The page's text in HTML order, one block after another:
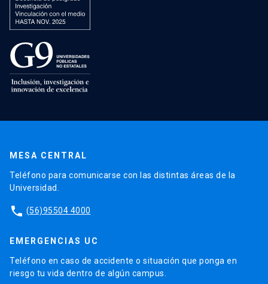
MESA CENTRAL
Teléfono para comunicarse con las distintas áreas de la
Universidad.
phone (56)95504 4000
EMERGENCIAS UC
Teléfono en caso de accidente o situación que ponga en
riesgo tu vida dentro de algún campus.